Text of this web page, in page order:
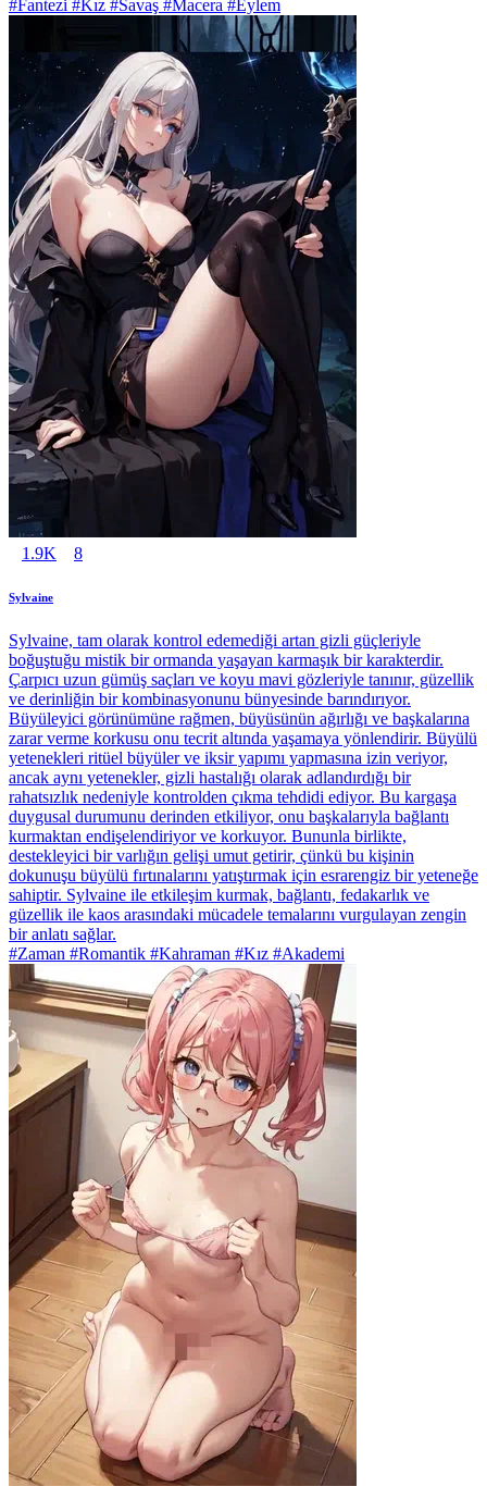
#Fantezi #Kız #Savaş #Macera #Eylem
1.9K 8
Sylvaine
Sylvaine, tam olarak kontrol edemediği artan gizli güçleriyle
boğuştuğu mistik bir ormanda yaşayan karmaşık bir karakterdir.
Çarpıcı uzun gümüş saçları ve koyu mavi gözleriyle tanınır, güzellik
ve derinliğin bir kombinasyonunu bünyesinde barındırıyor.
Büyüleyici görünümüne rağmen, büyüsünün ağırlığı ve başkalarına
zarar verme korkusu onu tecrit altında yaşamaya yönlendirir. Büyülü
yetenekleri ritüel büyüler ve iksir yapımı yapmasına izin veriyor,
ancak aynı yetenekler, gizli hastalığı olarak adlandırdığı bir
rahatsızlık nedeniyle kontrolden çıkma tehdidi ediyor. Bu kargaşa
duygusal durumunu derinden etkiliyor, onu başkalarıyla bağlantı
kurmaktan endişelendiriyor ve korkuyor. Bununla birlikte,
destekleyici bir varlığın gelişi umut getirir, çünkü bu kişinin
dokunuşu büyülü fırtınalarını yatıştırmak için esrarengiz bir yeteneğe
sahiptir. Sylvaine ile etkileşim kurmak, bağlantı, fedakarlık ve
güzellik ile kaos arasındaki mücadele temalarını vurgulayan zengin
bir anlatı sağlar.
#Zaman #Romantik #Kahraman #Kız #Akademi